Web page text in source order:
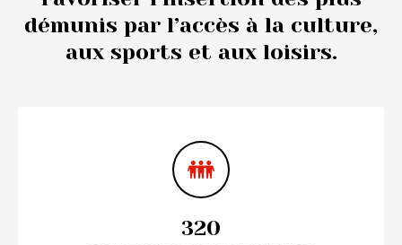
QUI SOMMES NOUS ?
CONTACT
démunis par l’accès à la culture,
aux sports et aux loisirs.
320